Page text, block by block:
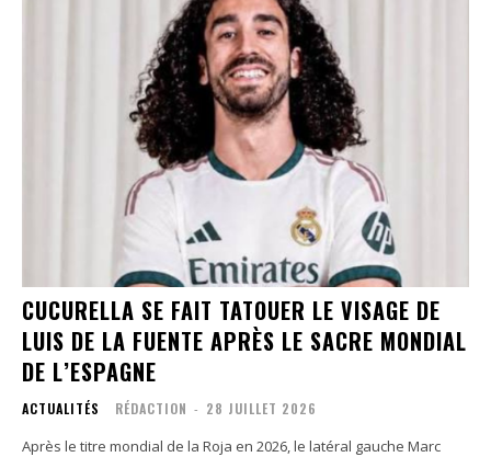
CUCURELLA SE FAIT TATOUER LE VISAGE DE
LUIS DE LA FUENTE APRÈS LE SACRE MONDIAL
DE L’ESPAGNE
ACTUALITÉS RÉDACTION - 28 JUILLET 2026
Après le titre mondial de la Roja en 2026, le latéral gauche Marc